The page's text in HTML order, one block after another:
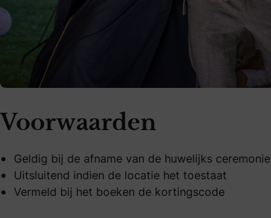
Voorwaarden
Geldig bij de afname van de huwelijks ceremonie
Uitsluitend indien de locatie het toestaat
Vermeld bij het boeken de kortingscode